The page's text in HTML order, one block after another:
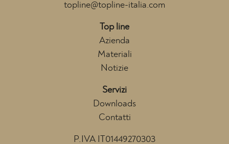
topline@topline-italia.com
Top line
Azienda
Materiali
Notizie
Servizi
Downloads
Contatti
P.IVA IT01449270303